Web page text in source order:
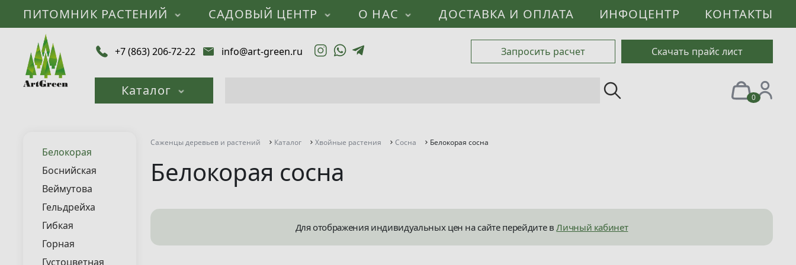
ПИТОМНИК РАСТЕНИЙ САДОВЫЙ ЦЕНТР О НАС ДОСТАВКА И ОПЛАТА ИНФОЦЕНТР КОНТАКТЫ
+7 (863) 206-72-22 info@art-green.ru Запросить расчет Скачать прайс лист
Каталог 0
Белокорая
Боснийская
Веймутова
Гельдрейха
Гибкая
Горная
Густоцветная
Саженцы деревьев и растений Каталог Хвойные растения Сосна Белокорая сосна
Белокорая сосна
Для отображения индивидуальных цен на сайте перейдите вЛичный кабинет